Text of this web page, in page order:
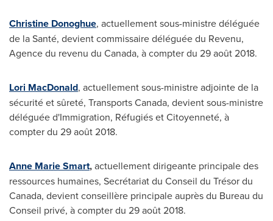
Christine Donoghue, actuellement sous-ministre déléguée
de la Santé, devient commissaire déléguée du Revenu,
Agence du revenu du Canada, à compter du 29 août 2018.
Lori MacDonald, actuellement sous-ministre adjointe de la
sécurité et sûreté, Transports Canada, devient sous-ministre
déléguée d'Immigration, Réfugiés et Citoyenneté, à
compter du 29 août 2018.
Anne Marie Smart,actuellement dirigeante principale des
ressources humaines, Secrétariat du Conseil du Trésor du
Canada, devient conseillère principale auprès du Bureau du
Conseil privé, à compter du 29 août 2018.